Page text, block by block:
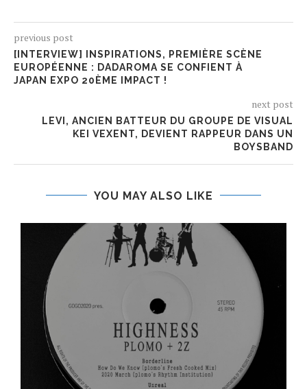
previous post
[INTERVIEW] INSPIRATIONS, PREMIÈRE SCÈNE
EUROPÉENNE : DADAROMA SE CONFIENT À
JAPAN EXPO 20ÈME IMPACT !
next post
LEVI, ANCIEN BATTEUR DU GROUPE DE VISUAL
KEI VEXENT, DEVIENT RAPPEUR DANS UN
BOYSBAND
YOU MAY ALSO LIKE